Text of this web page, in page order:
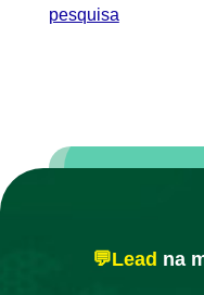
pesquisa
💬Lead na